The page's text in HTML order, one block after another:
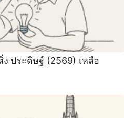
ประดิษฐ์ (2569) เหลือ